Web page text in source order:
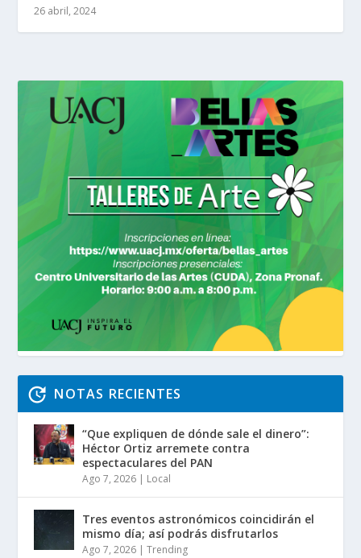
26 abril, 2024
NOTAS RECIENTES
“Que expliquen de dónde sale el dinero”:
Héctor Ortiz arremete contra
espectaculares del PAN
Ago 7, 2026 | Local
Tres eventos astronómicos coincidirán el
mismo día; así podrás disfrutarlos
Ago 7, 2026 |Trending